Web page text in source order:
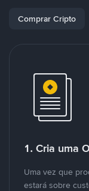
Comprar Cripto
1. Cria uma
Uma vez que
estará sobre